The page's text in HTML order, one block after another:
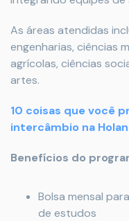
As áreas atendidas
engenharias, ciências
agrícolas, ciências
artes.
10 coisas que você
intercâmbio na
Benefícios do
Bolsa mensal
de estudos